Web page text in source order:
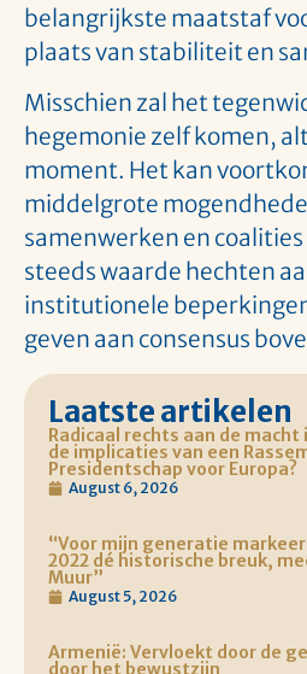
belangrijkste maatstaf
plaats van stabiliteit en
Misschien zal het
hegemonie zelf komen,
moment. Het kan
middelgrote
samenwerken en
steeds waarde hechten
institutionele
geven aan consensus
Laatste artikelen
Radicaal rechts aan de macht
de implicaties van een
Presidentschap voor Europa?
August 6, 2026
“Voor mijn generatie
2022 dé historische breuk,
Muur”
August 5, 2026
Armenië: Vervloekt door de
door het bewustzijn